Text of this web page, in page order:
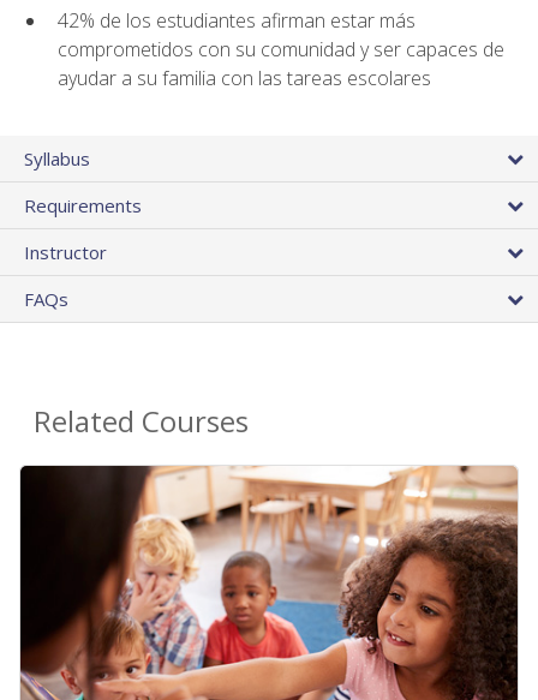
42% de los estudiantes afirman estar más
comprometidos con su comunidad y ser capaces de
ayudar a su familia con las tareas escolares
Syllabus
Requirements
Instructor
FAQs
Related Courses